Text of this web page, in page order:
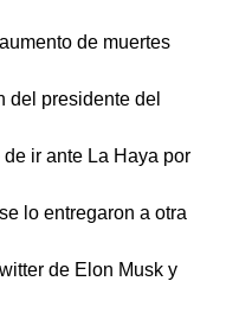
de muertes
del presidente del
ir ante La Haya por
lo entregaron a otra
de Elon Musk y